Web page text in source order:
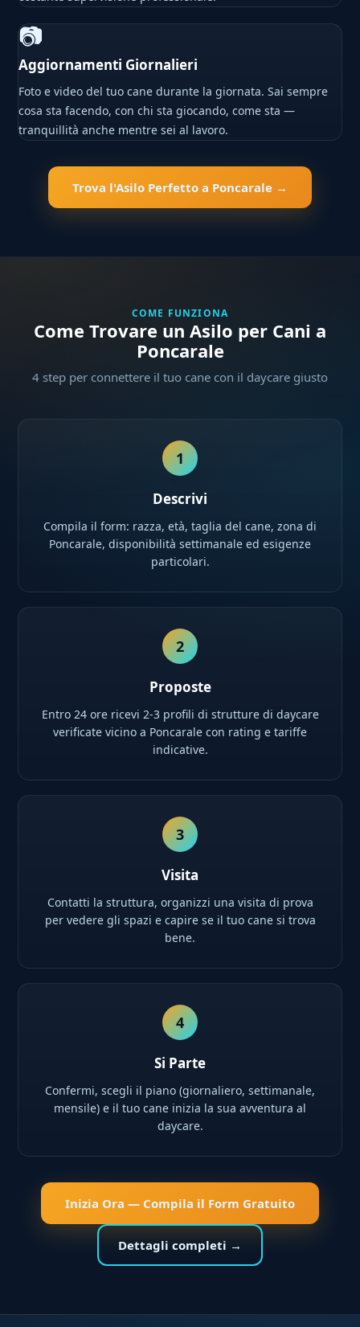
📷
Aggiornamenti Giornalieri
Foto e video del tuo cane durante la giornata. Sai sempre
cosa sta facendo, con chi sta giocando, come sta —
tranquillità anche mentre sei al lavoro.
Trova l'Asilo Perfetto a Poncarale →
COME FUNZIONA
Come Trovare un Asilo per Cani a
Poncarale
4 step per connettere il tuo cane con il daycare giusto
1
Descrivi
Compila il form: razza, età, taglia del cane, zona di
Poncarale, disponibilità settimanale ed esigenze
particolari.
2
Proposte
Entro 24 ore ricevi 2-3 profili di strutture di daycare
verificate vicino a Poncarale con rating e tariffe
indicative.
3
Visita
Contatti la struttura, organizzi una visita di prova
per vedere gli spazi e capire se il tuo cane si trova
bene.
4
Si Parte
Confermi, scegli il piano (giornaliero, settimanale,
mensile) e il tuo cane inizia la sua avventura al
daycare.
Inizia Ora — Compila il Form Gratuito
Dettagli completi →